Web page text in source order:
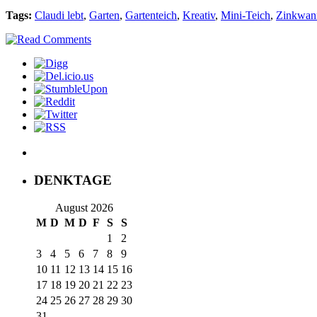
Tags: Claudi lebt, Garten, Gartenteich, Kreativ, Mini-Teich,
DENKTAGE
August 2026
M D M D F S
S
1
2
3
4 5 6 7 8
9
10 11 12 13 14 15 16
17 18 19 20 21 22 23
24 25 26 27 28 29 30